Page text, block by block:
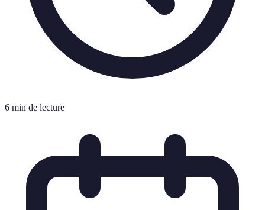
6 min de lecture